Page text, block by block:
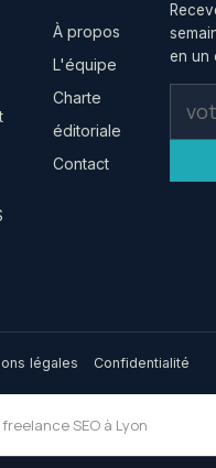
À propos
L'équipe
Charte
éditoriale
Contact
en un
légales Confidentialité
freelance SEO à Lyon